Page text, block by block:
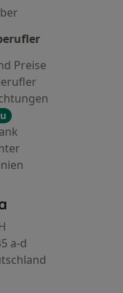
Preise
Startseite
a-d